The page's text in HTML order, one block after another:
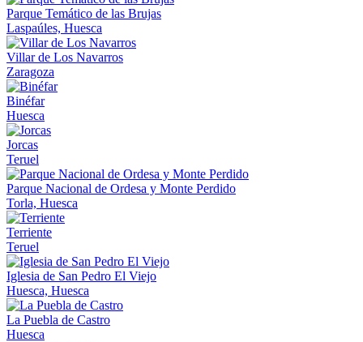
Parque Temático de las Brujas
Laspaúles, Huesca
Villar de Los Navarros
Zaragoza
Binéfar
Huesca
Jorcas
Teruel
Parque Nacional de Ordesa y Monte Perdido
Torla, Huesca
Terriente
Teruel
Iglesia de San Pedro El Viejo
Huesca, Huesca
La Puebla de Castro
Huesca